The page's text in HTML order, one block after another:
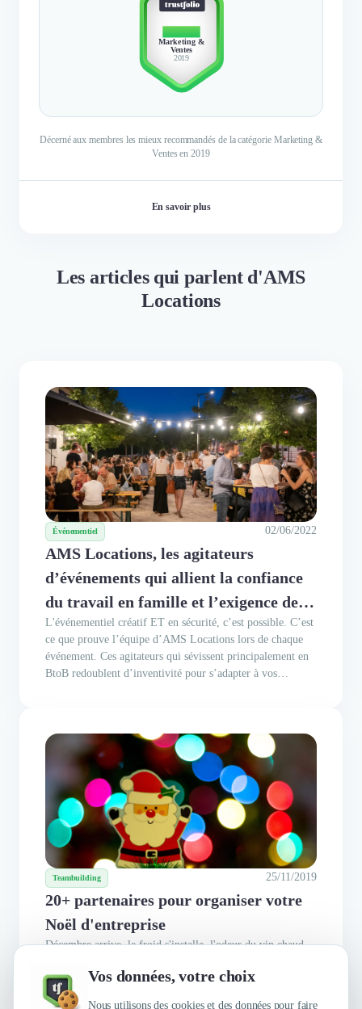
Vos données, votre choix
Nous utilisons des cookies et des données pour faire
TOP 10
Marketing &
Ventes
2019
Décerné aux membres les mieux recommandés de la catégorie Marketing &
Ventes en 2019
En savoir plus
Les articles qui parlent d'AMS
Locations
Événementiel 02/06/2022
AMS Locations, les agitateurs
d’événements qui allient la confiance
du travail en famille et l’exigence de la
qualité
L'événementiel créatif ET en sécurité, c’est possible. C’est
ce que prouve l’équipe d’AMS Locations lors de chaque
événement. Ces agitateurs qui sévissent principalement en
BtoB redoublent d’inventivité pour s’adapter à vos
Teambuilding 25/11/2019
20+ partenaires pour organiser votre
Noël d'entreprise
Décembre arrive, le froid s'installe, l'odeur du vin chaud
dans nos maisons, il est maintenant temps d'organiser votre
Noël d'entreprise et de fêter cette fin d'année avec toute